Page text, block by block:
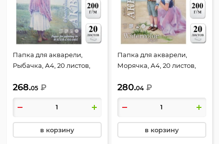
Папка для акварели,
Рыбачка, А4, 20 листов,
Лилия Холдинг, ПА4/20
268.05 ₽
в корзину
Папка для акварели,
Морячка, А4, 20 листов,
молочный, Лилия Холдинг,
П-2644
280.04 ₽
в корзину